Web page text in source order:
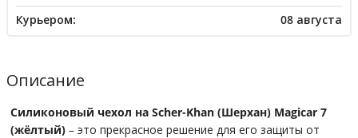
Курьером: 08 августа
Описание
Силиконовый чехол на Scher-Khan (Шерхан) Magicar 7
(жёлтый) – это прекрасное решение для его защиты от